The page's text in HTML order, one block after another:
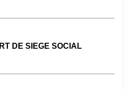
DE SIEGE SOCIAL